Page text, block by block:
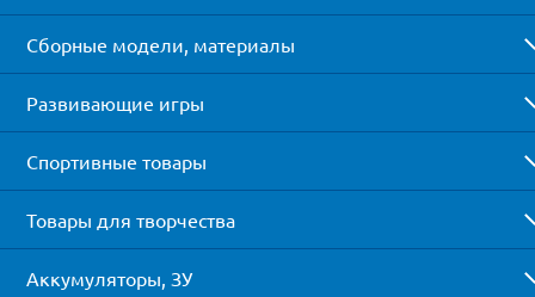
Сборные модели, материалы
Развивающие игры
Спортивные товары
Товары для творчества
Аккумуляторы, ЗУ